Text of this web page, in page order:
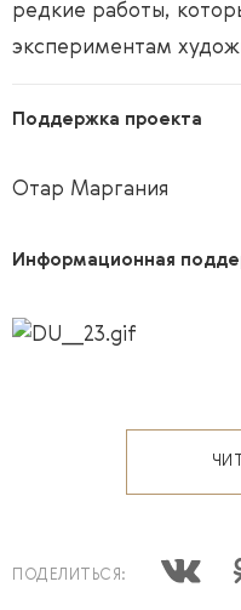
редкие работы,
экспериментам
Поддержка проекта
Отар Маргания
Информационная
ПОДЕЛИТЬСЯ: